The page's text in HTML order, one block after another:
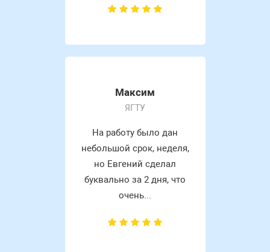
Максим
ЯГТУ
На работу было дан
небольшой срок, неделя,
но Евгений сделал
буквально за 2 дня, что
очень...